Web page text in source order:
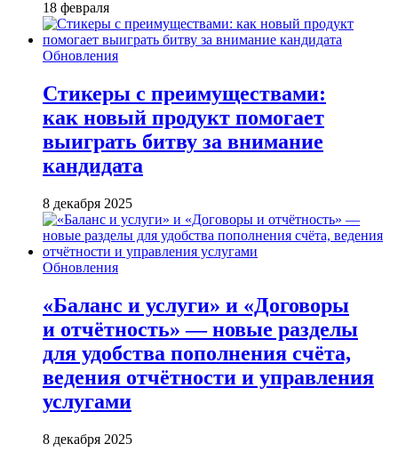
18 февраля
Обновления
Стикеры с преимуществами:
как новый продукт помогает
выиграть битву за внимание
кандидата
8 декабря 2025
Обновления
«Баланс и услуги» и «Договоры
и отчётность» — новые разделы
для удобства пополнения счёта,
ведения отчётности и управления
услугами
8 декабря 2025